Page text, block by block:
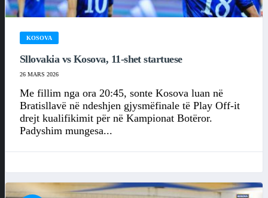
KOSOVA
Sllovakia vs Kosova, 11-shet startuese
26 MARS 2026
Me fillim nga ora 20:45, sonte Kosova luan në
Bratisllavë në ndeshjen gjysmëfinale të Play Off-it
drejt kualifikimit për në Kampionat Botëror.
Padyshim mungesa...